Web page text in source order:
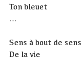
Ton bleuet
…
Sens à bout de sens
De la vie